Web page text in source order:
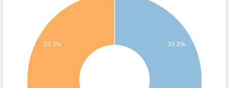
33,3%
33,3%